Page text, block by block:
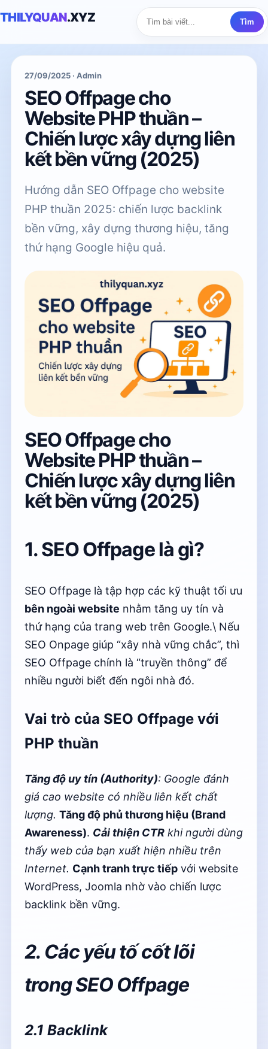
THILYQUAN.XYZ Tìm
27/09/2025 · Admin
SEO Offpage cho
Website PHP thuần –
Chiến lược xây dựng liên
kết bền vững (2025)
Hướng dẫn SEO Offpage cho website
PHP thuần 2025: chiến lược backlink
bền vững, xây dựng thương hiệu, tăng
thứ hạng Google hiệu quả.
SEO Offpage cho
Website PHP thuần –
Chiến lược xây dựng liên
kết bền vững (2025)
1. SEO Offpage là gì?
SEO Offpage là tập hợp các kỹ thuật tối ưu
bên ngoài website nhằm tăng uy tín và
thứ hạng của trang web trên Google.\ Nếu
SEO Onpage giúp “xây nhà vững chắc”, thì
SEO Offpage chính là “truyền thông” để
nhiều người biết đến ngôi nhà đó.
Vai trò của SEO Offpage với
PHP thuần
Tăng độ uy tín (Authority): Google đánh
giá cao website có nhiều liên kết chất
lượng. Tăng độ phủ thương hiệu (Brand
Awareness). Cải thiện CTR khi người dùng
thấy web của bạn xuất hiện nhiều trên
Internet. Cạnh tranh trực tiếp với website
WordPress, Joomla nhờ vào chiến lược
backlink bền vững.
2. Các yếu tố cốt lõi
trong SEO Offpage
2.1 Backlink